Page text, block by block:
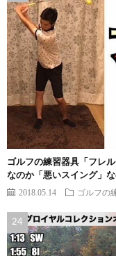
ゴルフの練習器具「フレ
なのか「悪いスイング」
2018.05.14 ゴルフの